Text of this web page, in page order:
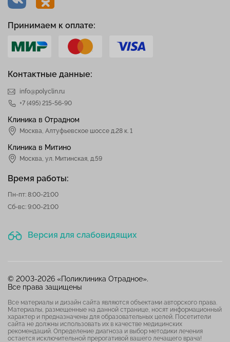
Контактные данные:
info@polyclin.ru
+7 (495) 215-56-90
Клиника в Отрадном
Москва Алтуфьевское шоссе д.28 к. 1
Клиника в Митино
Москва, ул. Митинская, д.59
Время работы:
Пн-пт: 8:00-21:00
Сб-вс: 9:00-21:00
Версия для слабовидящих
Принимаем к оплате:
© 2003-2026 «Поликлиника Отрадное».
Все права защищены
Все материалы и дизайн сайта являются объектами авторского права.
Материалы, размещенные на данной странице, носят информационный
характер и предназначены для образовательных целей. Посетители
сайта не должны использовать их в качестве медицинских
рекомендаций. Определение диагноза и выбор методики лечения
остается исключительной прерогативой вашего лечащего врача!